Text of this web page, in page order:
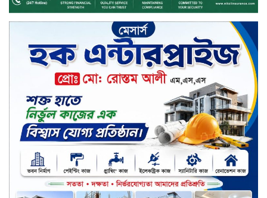
ডিজিটাল স্ক্রিন ছেড়ে ফসলের মাঠে
শিক্ষার্থীরা; টাঙ্গাইলের মহিষমারা কলেজে
খুন্তি-কোদালে তরুণদের নতুন বিপ্লব!
শান্তা পিনাকলে প্রিমিয়ার ব্যাংকের বোর্ড
সভা অনুষ্ঠিত
কাফরুলে মুক্তিযোদ্ধা কল্যাণ সমিতিতে
ইশতিয়াক আজিজ উলফাতের কোটি
টাকার দুর্নীতি, ফ্ল্যাট দখলের অপচেষ্টা ও
সন্ত্রাসী হামলা
ব্যাংকিং খাত স্থিতিশীল করতে ১৮ মাসের
পরিকল্পনা কেন্দ্রীয় ব্যাংকের